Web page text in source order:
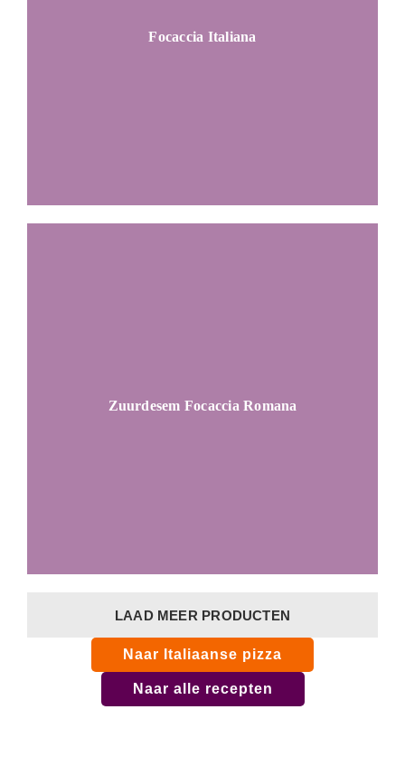
Focaccia Italiana
Zuurdesem Focaccia Romana
LAAD MEER PRODUCTEN
Naar Italiaanse pizza
Naar alle recepten